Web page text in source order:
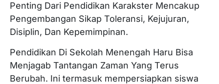
Penting Dari Pendidikan Karakster Mencakup
Pengembangan Sikap Toleransi, Kejujuran,
Disiplin, Dan Kepemimpinan.
Pendidikan Di Sekolah Menengah Haru Bisa
Menjagab Tantangan Zaman Yang Terus
Berubah. Ini termasuk mempersiapkan siswa